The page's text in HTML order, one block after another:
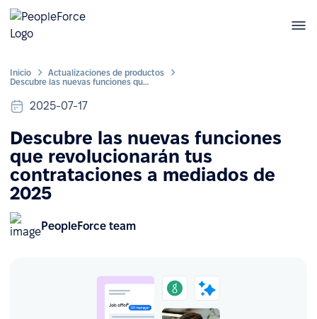
Inicio
Actualizaciones de productos
Descubre las nuevas funciones que revolucionarán tus contrataciones a mediados de 2025
2025-07-17
Descubre las nuevas funciones
que revolucionarán tus
contrataciones a mediados de
2025
PeopleForce team